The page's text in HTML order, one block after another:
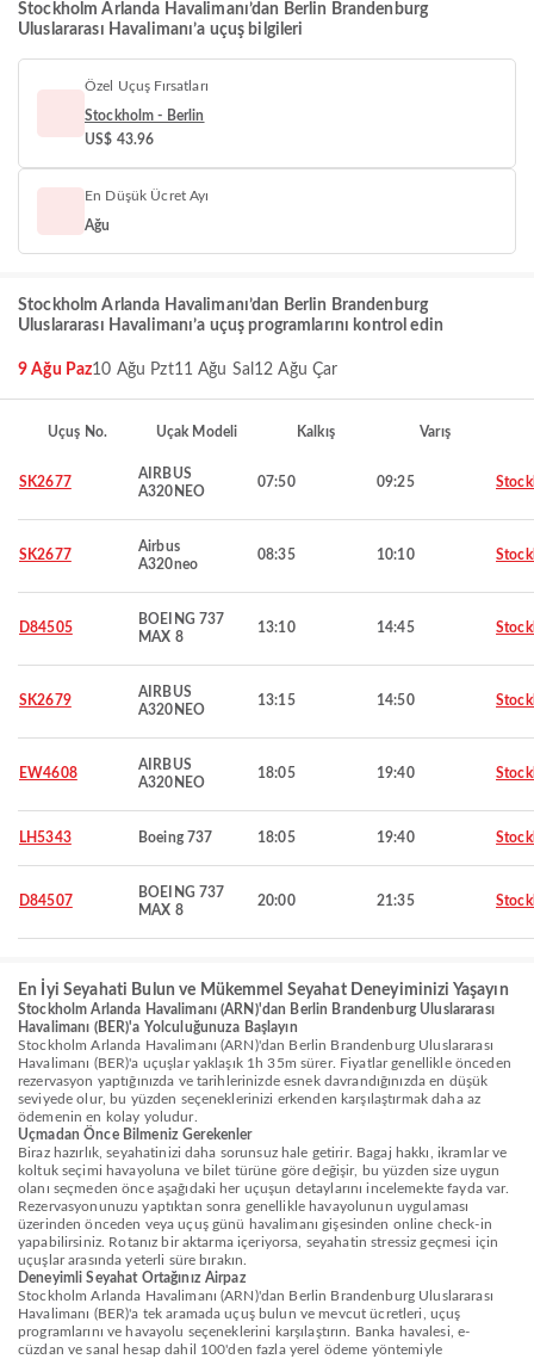
Stockholm Arlanda Havalimanı’dan Berlin Brandenburg
Uluslararası Havalimanı’a uçuş bilgileri
Özel Uçuş Fırsatları
Stockholm - Berlin
US$ 43.96
En Düşük Ücret Ayı
Ağu
Stockholm Arlanda Havalimanı’dan Berlin Brandenburg
Uluslararası Havalimanı’a uçuş programlarını kontrol edin
9 Ağu Paz10 Ağu Pzt11 Ağu Sal 12 Ağu Çar
Uçuş No. Uçak Modeli Kalkış Varış
SK2677
AIRBUS
A320NEO
07:50 09:25
SK2677
Airbus
A320neo
08:35 10:10
D84505
BOEING 737
MAX 8
13:10 14:45
SK2679
AIRBUS
A320NEO
13:15 14:50
EW4608
AIRBUS
A320NEO
18:05 19:40
LH5343 Boeing 737 18:05 19:40
D84507
BOEING 737
MAX 8
20:00 21:35
En İyi Seyahati Bulun ve Mükemmel Seyahat Deneyiminizi Yaşayın
Stockholm Arlanda Havalimanı (ARN)'dan Berlin Brandenburg Uluslararası
Havalimanı (BER)'a Yolculuğunuza Başlayın
Stockholm Arlanda Havalimanı (ARN)'dan Berlin Brandenburg Uluslararası
Havalimanı (BER)'a uçuşlar yaklaşık 1h 35m sürer. Fiyatlar genellikle önceden
rezervasyon yaptığınızda ve tarihlerinizde esnek davrandığınızda en düşük
seviyede olur, bu yüzden seçeneklerinizi erkenden karşılaştırmak daha az
ödemenin en kolay yoludur.
Uçmadan Önce Bilmeniz Gerekenler
Biraz hazırlık, seyahatinizi daha sorunsuz hale getirir. Bagaj hakkı, ikramlar ve
koltuk seçimi havayoluna ve bilet türüne göre değişir, bu yüzden size uygun
olanı seçmeden önce aşağıdaki her uçuşun detaylarını incelemekte fayda var.
Rezervasyonunuzu yaptıktan sonra genellikle havayolunun uygulaması
üzerinden önceden veya uçuş günü havalimanı gişesinden online check-in
yapabilirsiniz. Rotanız bir aktarma içeriyorsa, seyahatin stressiz geçmesi için
uçuşlar arasında yeterli süre bırakın.
Deneyimli Seyahat Ortağınız Airpaz
Stockholm Arlanda Havalimanı (ARN)'dan Berlin Brandenburg Uluslararası
Havalimanı (BER)'a tek aramada uçuş bulun ve mevcut ücretleri, uçuş
programlarını ve havayolu seçeneklerini karşılaştırın. Banka havalesi, e-
cüzdan ve sanal hesap dahil 100'den fazla yerel ödeme yöntemiyle